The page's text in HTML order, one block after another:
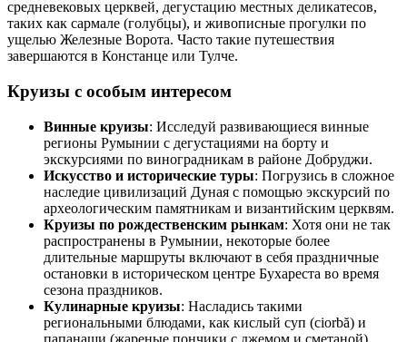
средневековых церквей, дегустацию местных деликатесов,
таких как сармале (голубцы), и живописные прогулки по
ущелью Железные Ворота. Часто такие путешествия
завершаются в Констанце или Тулче.
Круизы с особым интересом
Винные круизы: Исследуй развивающиеся винные
регионы Румынии с дегустациями на борту и
экскурсиями по виноградникам в районе Добруджи.
Искусство и исторические туры: Погрузись в сложное
наследие цивилизаций Дуная с помощью экскурсий по
археологическим памятникам и византийским церквям.
Круизы по рождественским рынкам: Хотя они не так
распространены в Румынии, некоторые более
длительные маршруты включают в себя праздничные
остановки в историческом центре Бухареста во время
сезона праздников.
Кулинарные круизы: Насладись такими
региональными блюдами, как кислый суп (ciorbă) и
папанаши (жареные пончики с джемом и сметаной),